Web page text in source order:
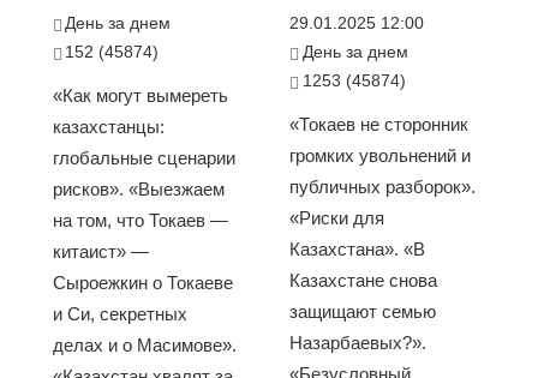
День за днем
152 (45874)
«Как могут вымереть
казахстанцы:
глобальные сценарии
рисков». «Выезжаем
на том, что Токаев —
китаист» —
Сыроежкин о Токаеве
и Си, секретных
делах и о Масимове».
29.01.2025 12:00
День за днем
1253 (45874)
«Токаев не сторонник
громких увольнений и
публичных разборок».
«Риски для
Казахстана». «В
Казахстане снова
защищают семью
Назарбаевых?».